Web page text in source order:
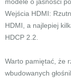
Wejścia HDMI:
HDMI, a najlepiej
HDCP 2.2.
Warto pamiętać, że
wbudowanych